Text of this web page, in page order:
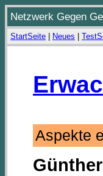
Netzwerk Gegen
StartSeite Neues
Aspekte